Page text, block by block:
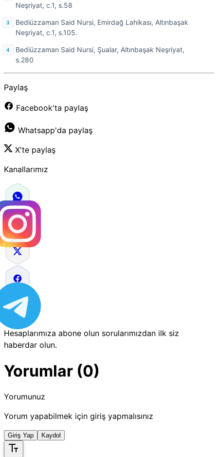
Neşriyat, c.1, s.58
Bediüzzaman Said Nursi, Emirdağ Lahikası, Altınbaşak
Neşriyat, c.1, s.105.
Bediüzzaman Said Nursi, Şualar, Altınbaşak Neşriyat,
s.280
Paylaş
Facebook'ta paylaş
Whatsapp'da paylaş
X'te paylaş
Kanallarımız
Hesaplarımıza abone olun sorularımızdan ilk siz
haberdar olun.
Yorumlar (0)
Yorumunuz
Yorum yapabilmek için giriş yapmalısınız
Giriş Yap Kaydol